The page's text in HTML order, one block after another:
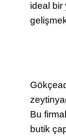
ideal bir
Bu
butik